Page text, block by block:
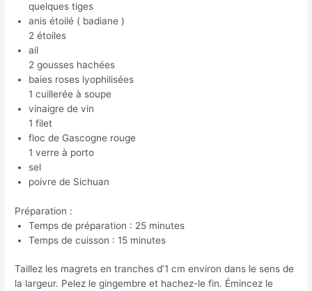
quelques tiges
anis étoilé ( badiane )
2 étoiles
ail
2 gousses hachées
baies roses lyophilisées
1 cuillerée à soupe
vinaigre de vin
1 filet
floc de Gascogne rouge
1 verre à porto
sel
poivre de Sichuan
Préparation :
Temps de préparation : 25 minutes
Temps de cuisson : 15 minutes
Taillez les magrets en tranches d’1 cm environ dans le sens de
la largeur. Pelez le gingembre et hachez-le fin. Émincez le